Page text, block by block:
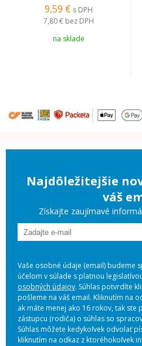
9,59 € s DPH
7,80 € bez DPH
na sklade
Najdôležitejšie
váš
Získajte zaujímavé
Vaše osobné údaje (email) budeme
účelom v súlade s platnou
osobných údajov. Súhlas potvrdíte
pošleme na váš email. Kliknutím na
ak máte menej ako 16 rokov, tak ste
zástupcu (rodiča) o súhlas so
Súhlas môžete kedykoľvek odvolať
kliknutím na odkaz z ktoréhokoľvek